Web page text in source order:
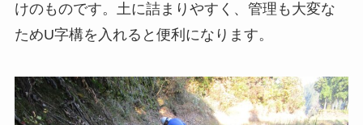
けのものです。土に詰まりやすく、管理も大変な
ためU字構を入れると便利になります。